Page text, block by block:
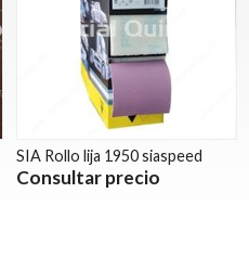
SIA Rollo lija 1950 siaspeed
Consultar precio